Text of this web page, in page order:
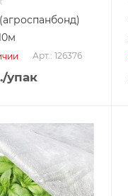
Арт.: 126376
/упак